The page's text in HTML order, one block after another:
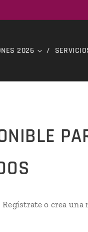
2026
o crea una